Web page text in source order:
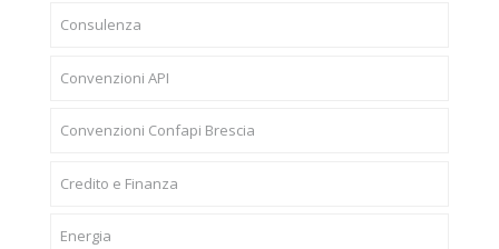
Consulenza
Convenzioni API
Convenzioni Confapi Brescia
Credito e Finanza
Energia